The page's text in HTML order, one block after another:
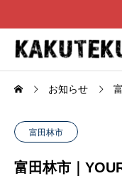
お知らせ
富田林市
富田林市｜